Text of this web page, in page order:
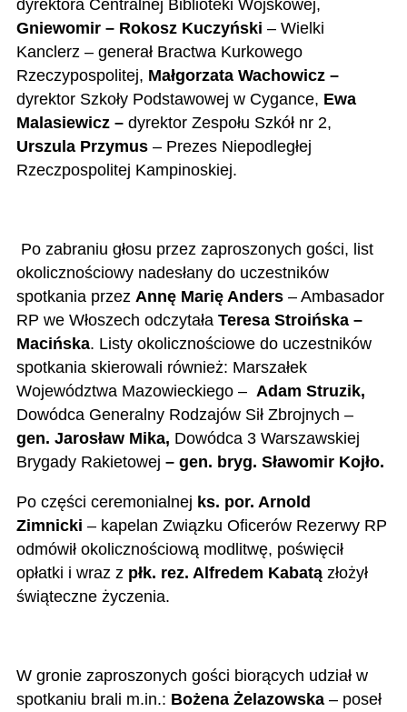
dyrektora Centralnej Biblioteki Wojskowej,
Gniewomir – Rokosz Kuczyński – Wielki
Kanclerz – generał Bractwa Kurkowego
Rzeczypospolitej, Małgorzata Wachowicz –
dyrektor Szkoły Podstawowej w Cygance, Ewa
Malasiewicz – dyrektor Zespołu Szkół nr 2,
Urszula Przymus– Prezes Niepodległej
Rzeczpospolitej Kampinoskiej.
Po zabraniu głosu przez zaproszonych gości, list
okolicznościowy nadesłany do uczestników
spotkania przez Annę Marię Anders– Ambasador
RP we Włoszech odczytała Teresa Stroińska –
Macińska. Listy okolicznościowe do uczestników
spotkania skierowali również: Marszałek
Województwa Mazowieckiego – Adam Struzik,
Dowódca Generalny Rodzajów Sił Zbrojnych –
gen. Jarosław Mika, Dowódca 3 Warszawskiej
Brygady Rakietowej – gen. bryg. Sławomir Kojło.
Po części ceremonialnej ks. por. Arnold
Zimnicki – kapelan Związku Oficerów Rezerwy RP
odmówił okolicznościową modlitwę, poświęcił
opłatki i wraz z płk. rez. Alfredem Kabatązłożył
świąteczne życzenia.
W gronie zaproszonych gości biorących udział w
spotkaniu brali m.in.: Bożena Żelazowska– poseł